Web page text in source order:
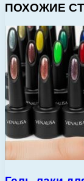
ПОХОЖИЕ